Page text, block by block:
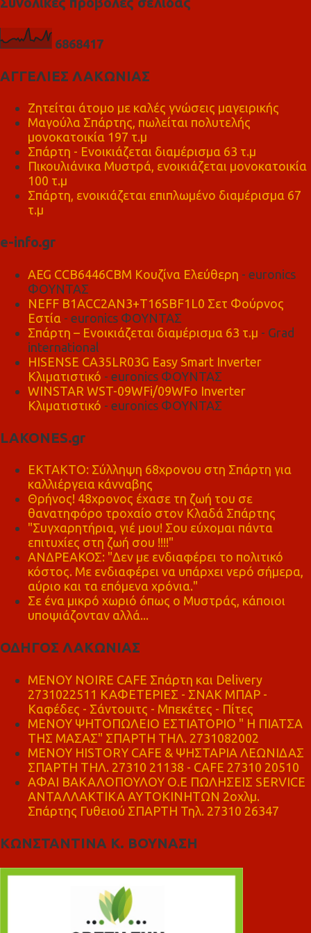
6868417
ΑΓΓΕΛΙΕΣ ΛΑΚΩΝΙΑΣ
Ζητείται άτομο με καλές γνώσεις μαγειρικής
Μαγούλα Σπάρτης, πωλείται πολυτελής
μονοκατοικία 197 τ.μ
Σπάρτη - Ενοικιάζεται διαμέρισμα 63 τ.μ
Πικουλιάνικα Μυστρά, ενοικιάζεται μονοκατοικία
100 τ.μ
Σπάρτη, ενοικιάζεται επιπλωμένο διαμέρισμα 67
τ.μ
e-info.gr
AEG CCB6446CBM Κουζίνα Ελεύθερη - euronics
ΦΟΥΝΤΑΣ
NEFF B1ACC2AN3+T16SBF1L0 Σετ Φούρνος
Εστία - euronics ΦΟΥΝΤΑΣ
Σπάρτη – Ενοικιάζεται διαμέρισμα 63 τ.μ - Grad
international
HISENSE CA35LR03G Easy Smart Inverter
Κλιματιστικό - euronics ΦΟΥΝΤΑΣ
WINSTAR WST-09WFi/09WFo Inverter
Κλιματιστικό - euronics ΦΟΥΝΤΑΣ
LAKONES.gr
ΕΚΤΑΚΤΟ: Σύλληψη 68χρονου στη Σπάρτη για
καλλιέργεια κάνναβης
Θρήνος! 48χρονος έχασε τη ζωή του σε
θανατηφόρο τροχαίο στον Κλαδά Σπάρτης
"Συγχαρητήρια, γιέ μου! Σου εύχομαι πάντα
επιτυχίες στη ζωή σου !!!!"
ΑΝΔΡΕΑΚΟΣ: "Δεν με ενδιαφέρει το πολιτικό
κόστος. Με ενδιαφέρει να υπάρχει νερό σήμερα,
αύριο και τα επόμενα χρόνια."
Σε ένα μικρό χωριό όπως ο Μυστράς, κάποιοι
υποψιάζονταν αλλά...
ΟΔΗΓΟΣ ΛΑΚΩΝΙΑΣ
MENOY NOIRE CAFE Σπάρτη και Delivery
2731022511 ΚΑΦΕΤΕΡΙΕΣ - ΣΝΑΚ ΜΠΑΡ -
Καφέδες - Σάντουιτς - Μπεκέτες - Πίτες
ΜΕΝΟΥ ΨΗΤΟΠΩΛΕΙΟ ΕΣΤΙΑΤΟΡΙΟ " Η ΠΙΑΤΣΑ
ΤΗΣ ΜΑΣΑΣ" ΣΠΑΡΤΗ ΤΗΛ. 2731082002
ΜΕΝΟΥ HISTORY CAFE & ΨΗΣΤΑΡΙΑ ΛΕΩΝΙΔΑΣ
ΣΠΑΡΤΗ ΤΗΛ. 27310 21138 - CAFE 27310 20510
ΑΦΑΙ ΒΑΚΑΛΟΠΟΥΛΟΥ Ο.Ε ΠΩΛΗΣΕΙΣ SERVICE
ΑΝΤΑΛΛΑΚΤΙΚΑ ΑΥΤΟΚΙΝΗΤΩΝ 2οχλμ.
Σπάρτης Γυθειού ΣΠΑΡΤΗ Τηλ. 27310 26347
ΚΩΝΣΤΑΝΤΙΝΑ Κ. ΒΟΥΝΑΣΗ